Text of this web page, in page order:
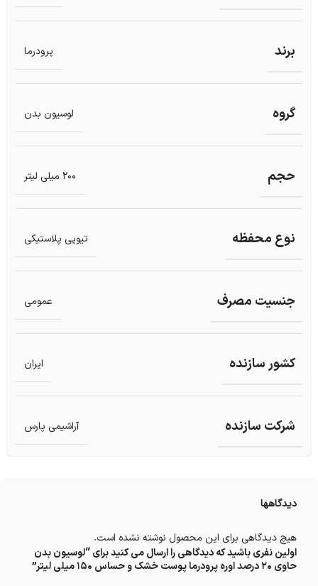
برند پرودرما
گروه لوسیون بدن
حجم 200 میلی لیتر
نوع محفظه تیوپی پلاستیکی
جنسیت مصرف عمومی
کشور سازنده ایران
شرکت سازنده آراشیمی پارس
دیدگاهها
هیچ دیدگاهی برای این محصول نوشته نشده است.
اولین نفری باشید که دیدگاهی را ارسال می کنید برای “لوسیون بدن
حاوی 20 درصد اوره پرودرما پوست خشک و حساس 150 میلی لیتر”